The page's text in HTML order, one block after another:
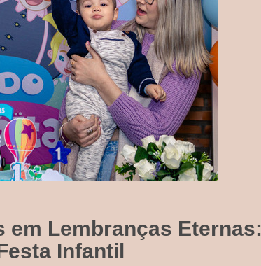
em Lembranças Eternas:
Infantil